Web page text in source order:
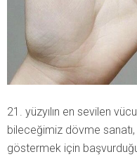
21. yüzyılın en sevilen
bileceğimiz dövme
göstermek için